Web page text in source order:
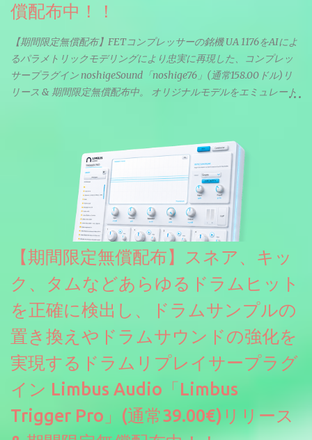
償配布中！！
【期間限定無償配布】FETコンプレッサーの銘機 UA 1176をAIによ
るパラメトリックモデリングにより忠実に再現した、コンプレッ
サープラグイン noshigeSound「noshige76」(通常158.00ドル)リ
リース & 期間限定無償配布中。 オリジナルモデルをエミュレート
【期間限定無償配布】スネア、キッ
ク、タムなどあらゆるドラムヒット
を正確に検出し、ドラムサンプルの
置き換えやドラムサウンドの強化を
実現するドラムリプレイサープラグ
イン Limbus Audio「Limbus
Trigger Pro」(通常39.00€)リリース